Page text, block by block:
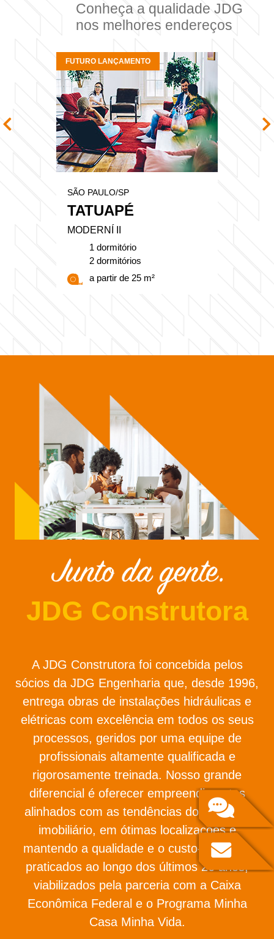
Conheça a qualidade JDG
nos melhores endereços
SÃO PAULO/SP
TATUAPÉ
MODERNÍ II
1 dormitório
2 dormitórios
a partir de 25 m²
FUTURO LANÇAMENTO
JDG Construtora
A JDG Construtora foi concebida pelos
sócios da JDG Engenharia que, desde 1996,
entrega obras de instalações hidráulicas e
elétricas com excelência em todos os seus
processos, geridos por uma equipe de
profissionais altamente qualificada e
rigorosamente treinada. Nosso grande
diferencial é oferecer empreendimentos
alinhados com as tendências do mercado
imobiliário, em ótimas localizações e
mantendo a qualidade e o custo-benefício
praticados ao longo dos últimos 26 anos,
viabilizados pela parceria com a Caixa
Econômica Federal e o Programa Minha
Casa Minha Vida.